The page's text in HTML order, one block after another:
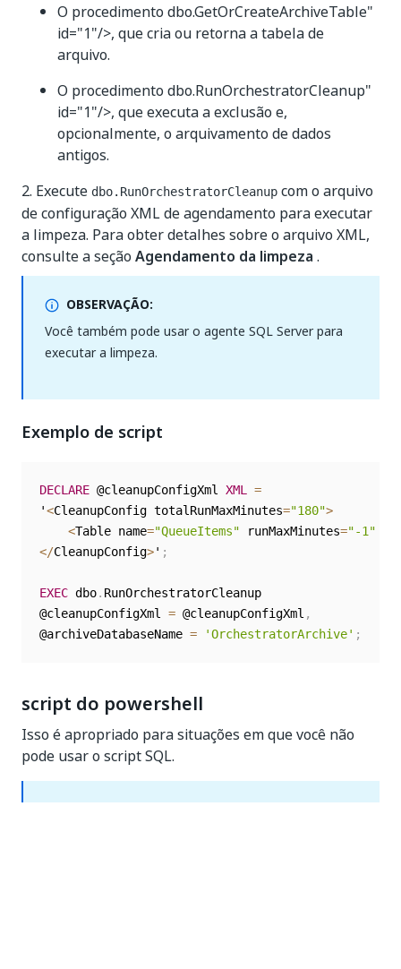
O procedimento dbo.GetOrCreateArchiveTable"
id="1"/>, que cria ou retorna a tabela de
arquivo.
O procedimento dbo.RunOrchestratorCleanup"
id="1"/>, que executa a exclusão e,
opcionalmente, o arquivamento de dados
antigos.
2. Execute dbo.RunOrchestratorCleanup com o arquivo
de configuração XML de agendamento para executar
a limpeza. Para obter detalhes sobre o arquivo XML,
consulte a seção Agendamento da limpeza .
OBSERVAÇÃO:
Você também pode usar o agente SQL Serverpara
executar a limpeza.
Exemplo de script
DECLARE @cleanupConfigXml XML
=
'<CleanupConfig totalRunMaxMinutes="180">
<Table name="QueueItems" runMaxMinutes="-1"
</CleanupConfig>' ;
EXEC dbo. RunOrchestratorCleanup
@cleanupConfigXml = @cleanupConfigXml ,
@archiveDatabaseName = 'OrchestratorArchive' ;
script do powershell
Isso é apropriado para situações em que você não
pode usar o script SQL.